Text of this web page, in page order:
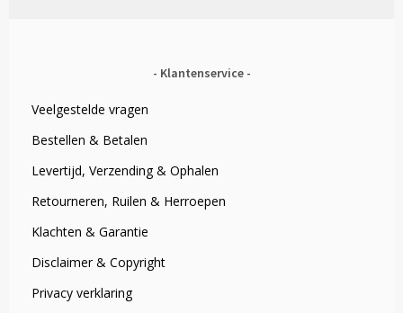
Klantenservice
Veelgestelde vragen
Bestellen & Betalen
Levertijd, Verzending & Ophalen
Retourneren, Ruilen & Herroepen
Klachten & Garantie
Disclaimer & Copyright
Privacy verklaring